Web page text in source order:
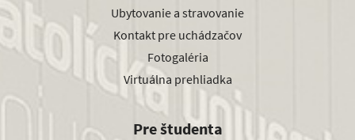
Ubytovanie a stravovanie
Kontakt pre uchádzačov
Fotogaléria
Virtuálna prehliadka
Pre študenta